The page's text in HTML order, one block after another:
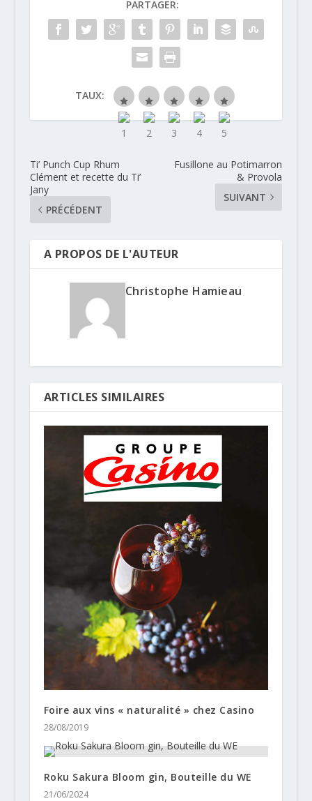
PARTAGER:
TAUX:
Ti’ Punch Cup Rhum
Clément et recette du Ti’
Jany
PRÉCÉDENT
Fusillone au Potimarron
& Provola
SUIVANT
A PROPOS DE L'AUTEUR
Christophe Hamieau
ARTICLES SIMILAIRES
Foire aux vins « naturalité » chez Casino
28/08/2019
Roku Sakura Bloom gin, Bouteille du WE
21/06/2024